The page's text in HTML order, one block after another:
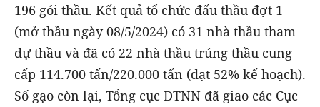
196 gói thầu. Kết quả tổ chức đấu thầu đợt 1
(mở thầu ngày 08/5/2024) có 31 nhà thầu tham
dự thầu và đã có 22 nhà thầu trúng thầu cung
cấp 114.700 tấn/220.000 tấn (đạt 52% kế hoạch).
Số gạo còn lại, Tổng cục DTNN đã giao các Cục